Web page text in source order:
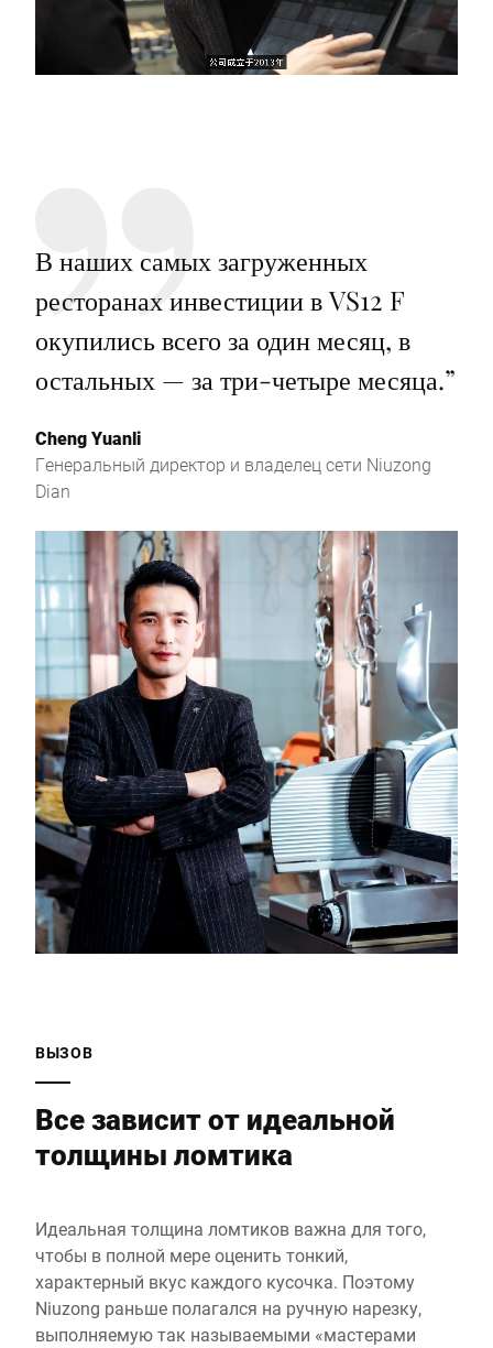
В наших самых загруженных
ресторанах инвестиции в VS12 F
окупились всего за один месяц, в
остальных — за три-четыре месяца.”
Cheng Yuanli
Генеральный директор и владелец сети Niuzong
Dian
ВЫЗОВ
Все зависит от идеальной
толщины ломтика
Идеальная толщина ломтиков важна для того,
чтобы в полной мере оценить тонкий,
характерный вкус каждого кусочка. Поэтому
Niuzong раньше полагался на ручную нарезку,
выполняемую так называемыми «мастерами